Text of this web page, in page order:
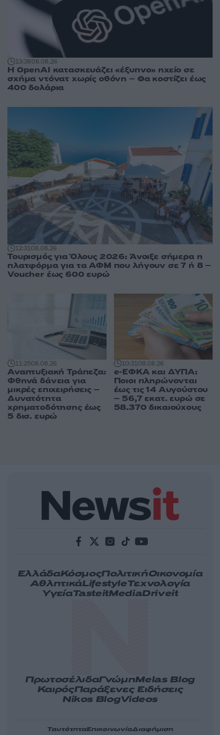
13:3808.08.26
Η OpenAI κατασκευάζει «έξυπνο» ηχείο σε
σχήμα ντόνατ χωρίς οθόνη – Θα κοστίζει έως
400 δολάρια
12:3108.08.26
Τουρισμός για Όλους 2026: Άνοιξε σήμερα η
πλατφόρμα για τα ΑΦΜ που λήγουν σε 7 ή 8 –
Voucher έως 600 ευρώ
11:2508.08.26
Αναπτυξιακή Τράπεζα:
Φθηνά δάνεια για
μικρές επιχειρήσεις –
Δυνατότητα
χρηματοδότησης έως
5 δισ. ευρώ
10:3108.08.26
e-ΕΦΚΑ και ΔΥΠΑ:
Ποιοι πληρώνονται
έως τις 14 Αυγούστου
– 56,7 εκατ. ευρώ σε
58.370 δικαιούχους
ΕλλάδαΚόσμοςΠολιτικήΟικονομία
ΑθλητικάLifestyleΤεχνολογία
ΥγείαTasteitMediaDriveit
ΠρωτοσέλιδαΓνώμηMelas Blog
ΚαιρόςΠαράξενες Ειδήσεις
Nikos BlogVideos
ΤαυτότηταΕπικοινωνίαΔιαφήμιση